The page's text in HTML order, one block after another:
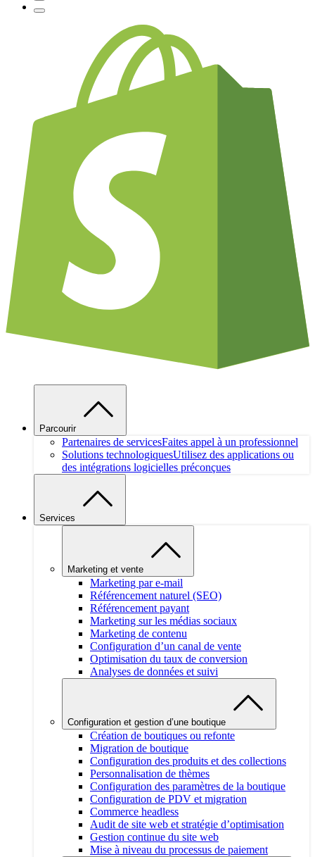
Parcourir
Partenaires de servicesFaites appel à un professionnel
Solutions technologiquesUtilisez des applications ou
des intégrations logicielles préconçues
Services
Marketing et vente
Marketing par e-mail
Référencement naturel (SEO)
Référencement payant
Marketing sur les médias sociaux
Marketing de contenu
Configuration d’un canal de vente
Optimisation du taux de conversion
Analyses de données et suivi
Configuration et gestion d’une boutique
Création de boutiques ou refonte
Migration de boutique
Configuration des produits et des collections
Personnalisation de thèmes
Configuration des paramètres de la boutique
Configuration de PDV et migration
Commerce headless
Audit de site web et stratégie d’optimisation
Gestion continue du site web
Mise à niveau du processus de paiement